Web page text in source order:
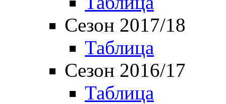
Сезон 2017/18
Таблица
Сезон 2016/17
Таблица